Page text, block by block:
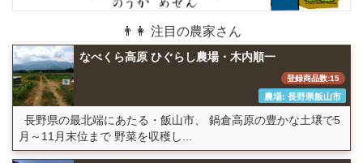
👨👩 注目の農家さん
なべくら高原 ひぐらし農場・木内順一
登録商品数:15
農場: 長野県飯山市
長野県の最北端にあたる・飯山市、 鍋倉高原の豊かな土壌で5
月～11月末位まで 野菜を収穫し...